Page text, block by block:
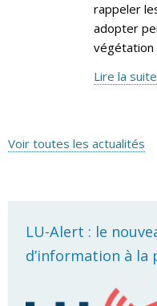
rappeler
adopter
Lire la suite
Voir toutes les actualités
LU-Alert : le
d’information à la